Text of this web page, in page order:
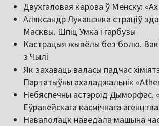
Двухгаловая карова ў Менску:
Аляксандр Лукашэнка страціў
Масквы. Шпіц Умка і гарбузы
Кастрацыя жывёлы без болю.
з Чылі
Як захаваць валасы падчас
Партатыўны ахаладжальнік
Небяспечны астэроід Дыморфас.
Еўрапейскага касмічнага
Наваполацк наведала машына